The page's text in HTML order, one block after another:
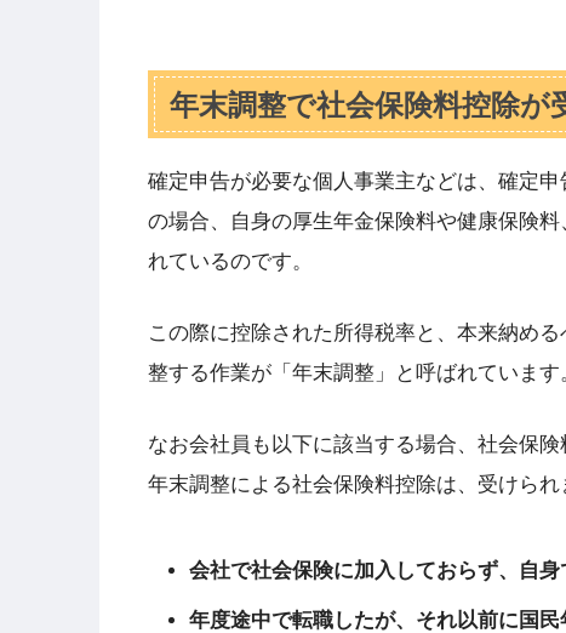
年末調整で社会保険料控除が
確定申告が必要な個人事業主などは、確定
の場合、自身の厚生年金保険料や健康保険
れているのです。
この際に控除された所得税率と、本来納め
整する作業が「年末調整」と呼ばれています
なお会社員も以下に該当する場合、社会保
年末調整による社会保険料控除は、受けられ
会社で社会保険に加入しておらず、自
年度途中で転職したが、それ以前に国